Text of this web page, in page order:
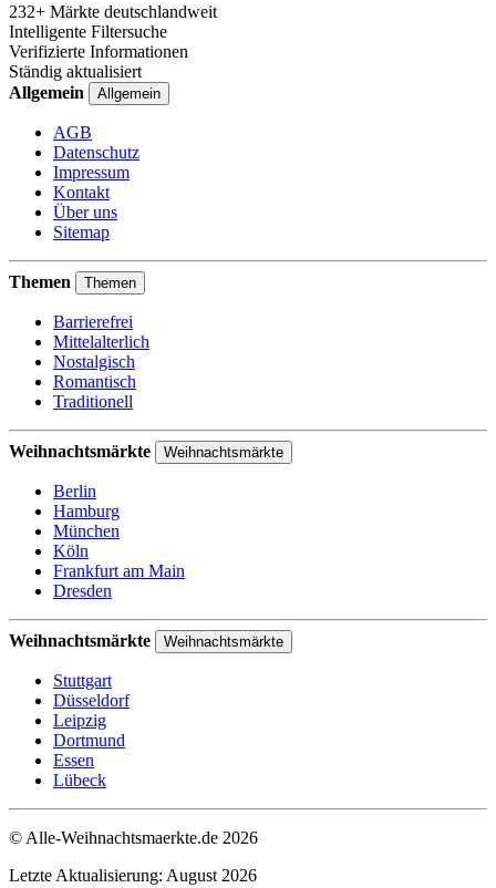
232+ Märkte deutschlandweit
Intelligente Filtersuche
Verifizierte Informationen
Ständig aktualisiert
Allgemein
Allgemein
AGB
Datenschutz
Impressum
Kontakt
Über uns
Sitemap
Themen Themen
Barrierefrei
Mittelalterlich
Nostalgisch
Romantisch
Traditionell
Weihnachtsmärkte Weihnachtsmärkte
Berlin
Hamburg
München
Köln
Frankfurt am Main
Dresden
Weihnachtsmärkte Weihnachtsmärkte
Stuttgart
Düsseldorf
Leipzig
Dortmund
Essen
Lübeck
© Alle-Weihnachtsmaerkte.de 2026
Letzte Aktualisierung: August 2026